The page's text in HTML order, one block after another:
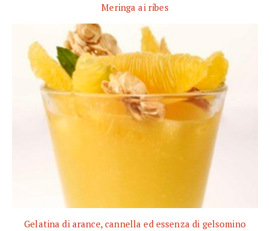
Meringa ai ribes
Gelatina di arance, cannella ed essenza di gelsomino